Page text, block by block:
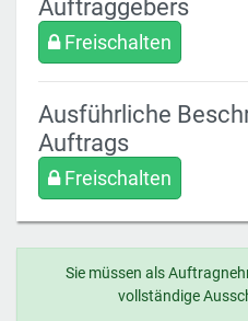
Auftraggebers
Freischalten
Ausführliche
Auftrags
Freischalten
Sie müssen als
vollständige